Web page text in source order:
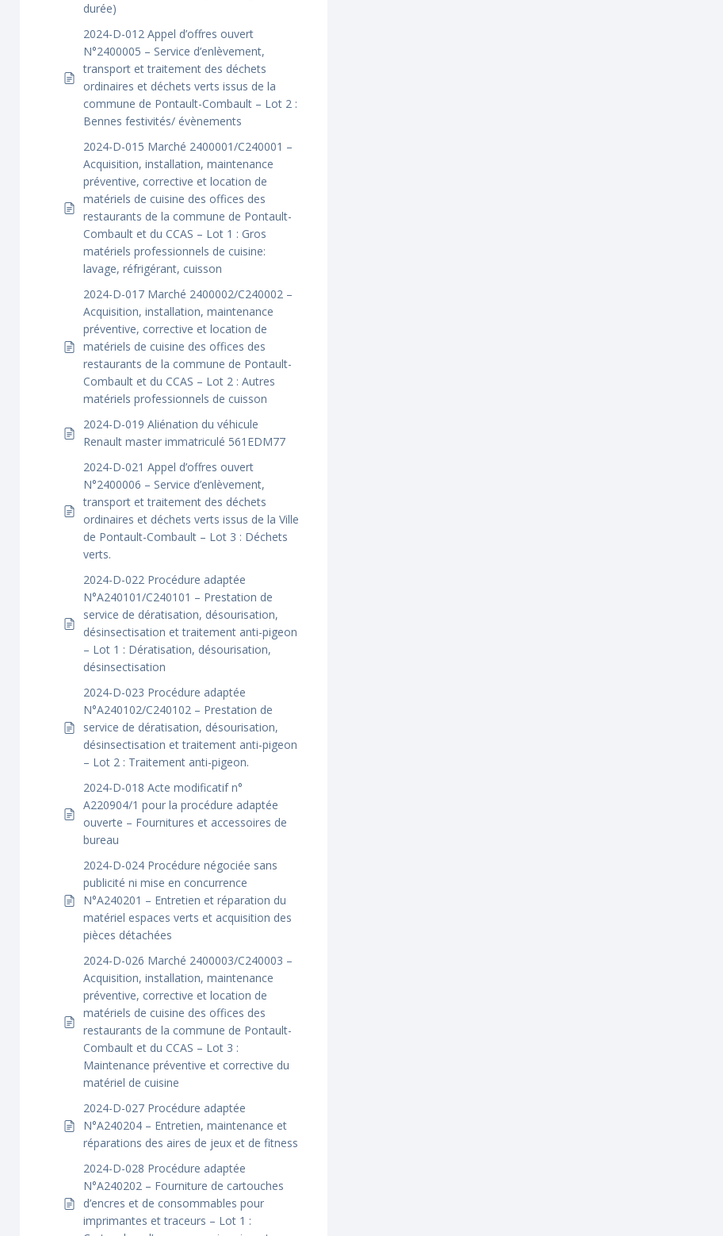
durée)
2024-D-012 Appel d’offres ouvert
N°2400005 – Service d’enlèvement,
transport et traitement des déchets
ordinaires et déchets verts issus de la
commune de Pontault-Combault – Lot 2 :
Bennes festivités/ évènements
2024-D-015 Marché 2400001/C240001 –
Acquisition, installation, maintenance
préventive, corrective et location de
matériels de cuisine des offices des
restaurants de la commune de Pontault-
Combault et du CCAS – Lot 1 : Gros
matériels professionnels de cuisine:
lavage, réfrigérant, cuisson
2024-D-017 Marché 2400002/C240002 –
Acquisition, installation, maintenance
préventive, corrective et location de
matériels de cuisine des offices des
restaurants de la commune de Pontault-
Combault et du CCAS – Lot 2 : Autres
matériels professionnels de cuisson
2024-D-019 Aliénation du véhicule
Renault master immatriculé 561EDM77
2024-D-021 Appel d’offres ouvert
N°2400006 – Service d’enlèvement,
transport et traitement des déchets
ordinaires et déchets verts issus de la Ville
de Pontault-Combault – Lot 3 : Déchets
verts.
2024-D-022 Procédure adaptée
N°A240101/C240101 – Prestation de
service de dératisation, désourisation,
désinsectisation et traitement anti-pigeon
– Lot 1 : Dératisation, désourisation,
désinsectisation
2024-D-023 Procédure adaptée
N°A240102/C240102 – Prestation de
service de dératisation, désourisation,
désinsectisation et traitement anti-pigeon
– Lot 2 : Traitement anti-pigeon.
2024-D-018 Acte modificatif n°
A220904/1 pour la procédure adaptée
ouverte – Fournitures et accessoires de
bureau
2024-D-024 Procédure négociée sans
publicité ni mise en concurrence
N°A240201 – Entretien et réparation du
matériel espaces verts et acquisition des
pièces détachées
2024-D-026 Marché 2400003/C240003 –
Acquisition, installation, maintenance
préventive, corrective et location de
matériels de cuisine des offices des
restaurants de la commune de Pontault-
Combault et du CCAS – Lot 3 :
Maintenance préventive et corrective du
matériel de cuisine
2024-D-027 Procédure adaptée
N°A240204 – Entretien, maintenance et
réparations des aires de jeux et de fitness
2024-D-028 Procédure adaptée
N°A240202 – Fourniture de cartouches
d’encres et de consommables pour
imprimantes et traceurs – Lot 1 :